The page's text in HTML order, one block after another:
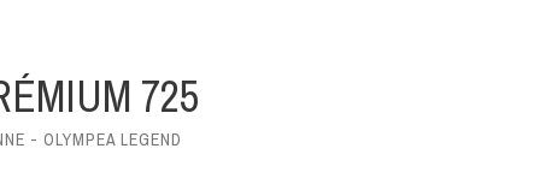
725
- OLYMPEA LEGEND